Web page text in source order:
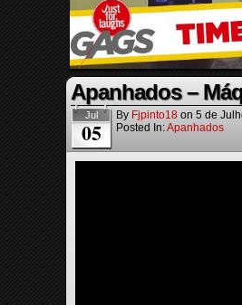
Apanhados –
Jul
05
By Fjpinto18 on 5 de
Posted In:Apanhados